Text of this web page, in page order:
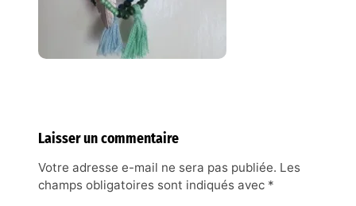
Laisser un commentaire
Votre adresse e-mail ne sera pas publiée. Les
champs obligatoires sont indiqués avec *